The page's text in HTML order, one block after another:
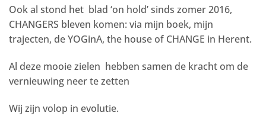
Ook al stond het blad ‘on hold’ sinds zomer 2016,
CHANGERS bleven komen: via mijn boek, mijn
trajecten, de YOGinA, the house of CHANGE in Herent.
Al deze mooie zielen hebben samen de kracht om de
vernieuwing neer te zetten
Wij zijn volop in evolutie.